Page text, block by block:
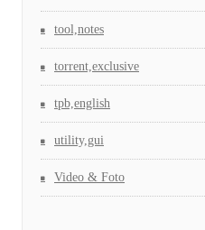
tool,notes
torrent,exclusive
tpb,english
utility,gui
Video & Foto